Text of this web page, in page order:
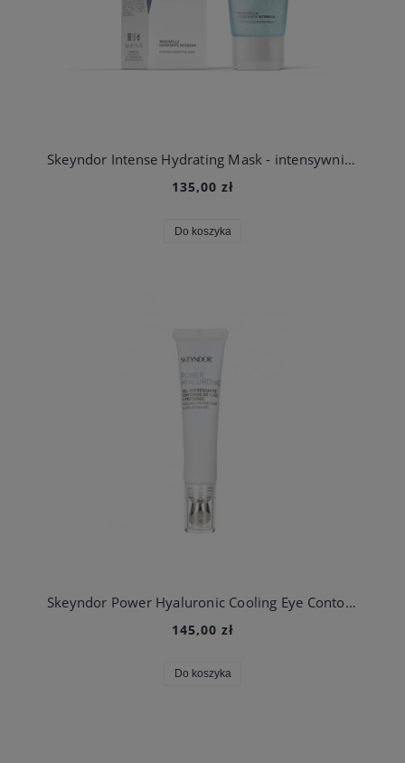
Skeyndor Intense Hydrating Mask - intensywnie nawilżająca maseczka do twarzy
135,00 zł
Do koszyka
Skeyndor Power Hyaluronic Cooling Eye Contour & Eyelashes Gel silnie nawilżający, przeciwzmarszczkowy żel pod oczy
145,00 zł
Do koszyka